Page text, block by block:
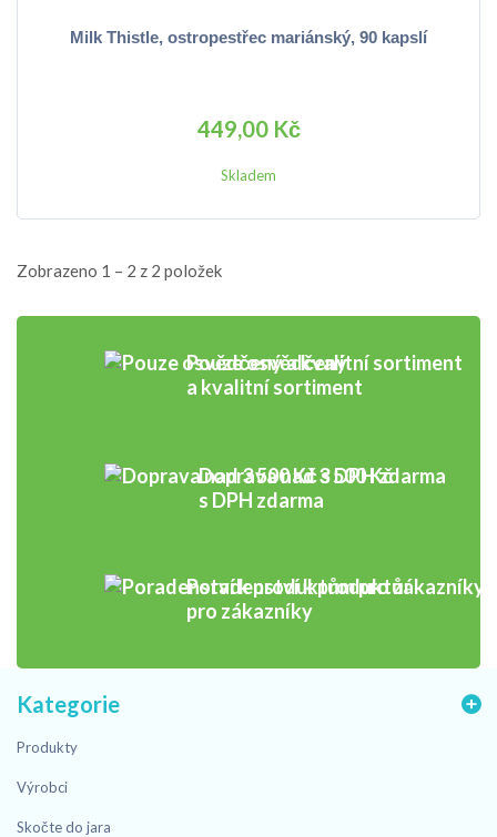
Milk Thistle, ostropestřec mariánský, 90 kapslí
449,00 Kč
Skladem
Zobrazeno 1 – 2 z 2 položek
Pouze osvědčený
a kvalitní sortiment
Doprava nad 3 500 Kč
s DPH zdarma
Poradenství k produktům
pro zákazníky
Kategorie
Produkty
Výrobci
Skočte do jara